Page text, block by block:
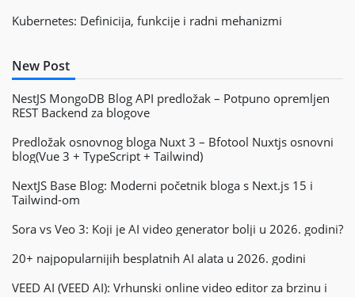
Kubernetes: Definicija, funkcije i radni mehanizmi
New Post
NestJS MongoDB Blog API predložak – Potpuno opremljen
REST Backend za blogove
Predložak osnovnog bloga Nuxt 3 – Bfotool Nuxtjs osnovni
blog(Vue 3 + TypeScript + Tailwind)
NextJS Base Blog: Moderni početnik bloga s Next.js 15 i
Tailwind-om
Sora vs Veo 3: Koji je AI video generator bolji u 2026. godini?
20+ najpopularnijih besplatnih AI alata u 2026. godini
VEED AI (VEED AI): Vrhunski online video editor za brzinu i